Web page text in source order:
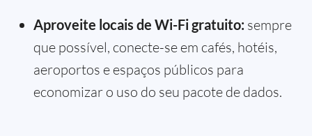
Aproveite locais de Wi-Fi gratuito: sempre
que possível, conecte-se em cafés, hotéis,
aeroportos e espaços públicos para
economizar o uso do seu pacote de dados.